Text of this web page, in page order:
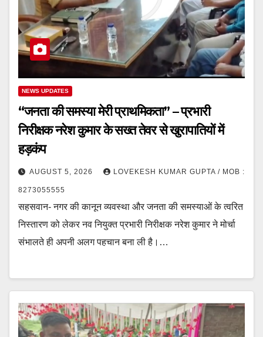
NEWS UPDATES
“जनता की समस्या मेरी प्राथमिकता” – प्रभारी
निरीक्षक नरेश कुमार के सख्त तेवर से खुरापातियों में
हड़कंप
AUGUST 5, 2026 LOVEKESH KUMAR GUPTA / MOB :
8273055555
सहसवान- नगर की कानून व्यवस्था और जनता की समस्याओं के त्वरित
निस्तारण को लेकर नव नियुक्त प्रभारी निरीक्षक नरेश कुमार ने मोर्चा
संभालते ही अपनी अलग पहचान बना ली है।…